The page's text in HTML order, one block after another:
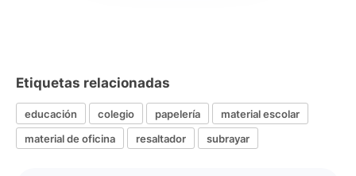
Etiquetas relacionadas
educación colegio papelería
material escolar
material de oficina
resaltador subrayar